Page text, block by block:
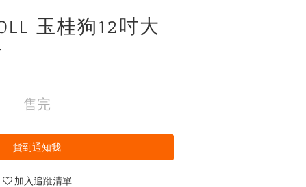
玉桂狗12吋大
售完
貨到通知我
加入追蹤清單